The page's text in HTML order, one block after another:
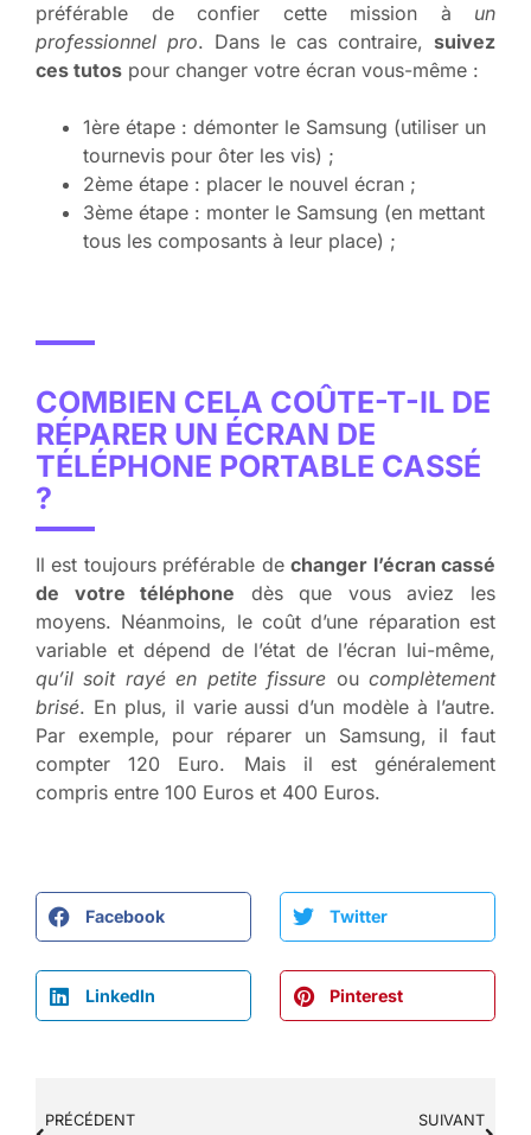
préférable de confier cette mission à un
professionnel pro. Dans le cas contraire, suivez
ces tutos pour changer votre écran vous-même :
1ère étape : démonter le Samsung (utiliser un
tournevis pour ôter les vis) ;
2ème étape : placer le nouvel écran ;
3ème étape : monter le Samsung (en mettant
tous les composants à leur place) ;
COMBIEN CELA COÛTE-T-IL DE
RÉPARER UN ÉCRAN DE
TÉLÉPHONE PORTABLE CASSÉ
?
Il est toujours préférable dechanger l’écran cassé
de votre téléphone dès que vous aviez les
moyens. Néanmoins, le coût d’une réparation est
variable et dépend de l’état de l’écran lui-même,
qu’il soit rayé en petite fissure oucomplètement
brisé. En plus, il varie aussi d’un modèle à l’autre.
Par exemple, pour réparer un Samsung, il faut
compter 120 Euro. Mais il est généralement
compris entre 100 Euros et 400 Euros.
Facebook Twitter
LinkedIn Pinterest
PRÉCÉDENT SUIVANT